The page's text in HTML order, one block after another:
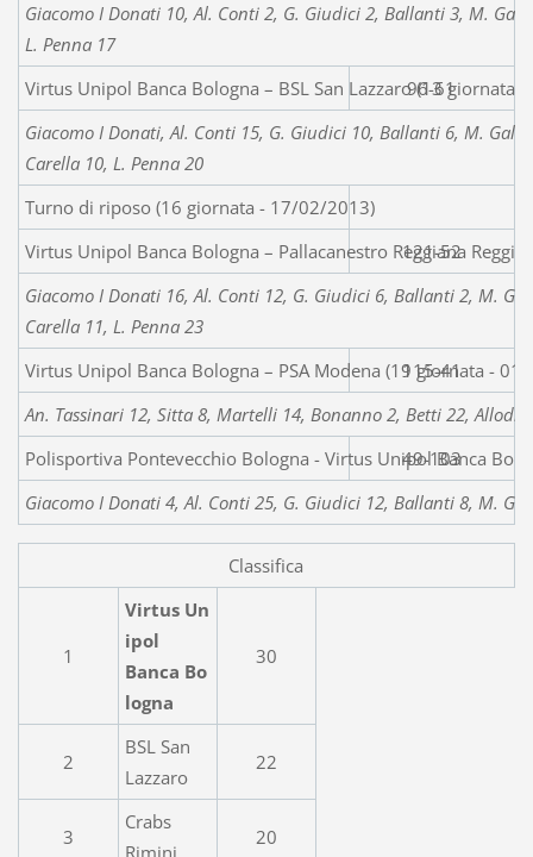
Giacomo I Donati 10, Al. Conti 2, G. Giudici 2, Ballanti 3, M.
L. Penna 17
Virtus Unipol Banca Bologna – BSL San Lazzaro (13 giornata
96-61
Giacomo I Donati, Al. Conti 15, G. Giudici 10, Ballanti 6, M.
Carella 10, L. Penna 20
Turno di riposo (16 giornata - 17/02/2013)
Virtus Unipol Banca Bologna – Pallacanestro Reggiana
121-52
Giacomo I Donati 16, Al. Conti 12, G. Giudici 6, Ballanti 2, M.
Carella 11, L. Penna 23
Virtus Unipol Banca Bologna – PSA Modena (19 giornata -
115-41
An. Tassinari 12, Sitta 8, Martelli 14, Bonanno 2, Betti 22, Allodi
Polisportiva Pontevecchio Bologna - Virtus Unipol Banca
49-103
Giacomo I Donati 4, Al. Conti 25, G. Giudici 12, Ballanti 8, M.
Classifica
1
Virtus Un
ipol
Banca Bo
logna
30
2
BSL San
Lazzaro
22
3
Crabs
20